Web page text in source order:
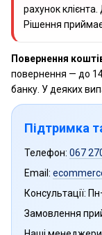
рахунок
Рішення
Повернення
повернення — до
банку. У деяких
Підтримка
Телефон: 067
Email:
Консультації:
Замовлення